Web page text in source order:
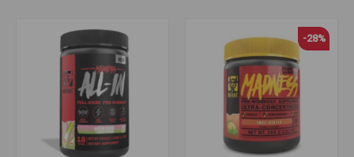
-28%